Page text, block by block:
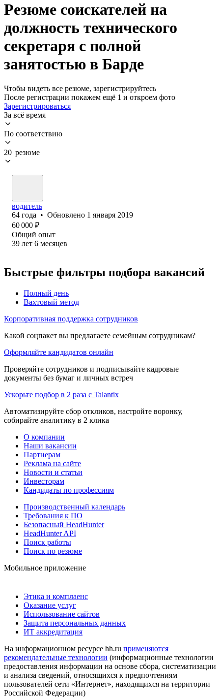
Резюме соискателей на
должность технического
секретаря с полной
занятостью в Барде
Чтобы видеть все резюме, зарегистрируйтесь
После регистрации покажем ещё 1 и откроем фото
Зарегистрироваться
За всё время
По соответствию
20 резюме
водитель
64 года • Обновлено 1 января 2019
60 000 ₽
Общий опыт
39 лет 6 месяцев
Быстрые фильтры подбора вакансий
Полный день
Вахтовый метод
Корпоративная поддержка сотрудников
Какой соцпакет вы предлагаете семейным сотрудникам?
Оформляйте кандидатов онлайн
Проверяйте сотрудников и подписывайте кадровые
документы без бумаг и личных встреч
Ускорьте подбор в 2 раза с Talantix
Автоматизируйте сбор откликов, настройте воронку,
собирайте аналитику в 2 клика
О компании
Наши вакансии
Партнерам
Реклама на сайте
Новости и статьи
Инвесторам
Кандидаты по профессиям
Производственный календарь
Требования к ПО
Безопасный HeadHunter
HeadHunter API
Поиск работы
Поиск по резюме
Мобильное приложение
Этика и комплаенс
Оказание услуг
Использование сайтов
Защита персональных данных
ИТ аккредитация
На информационном ресурсе hh.ru применяются
рекомендательные технологии (информационные технологии
предоставления информации на основе сбора, систематизации
и анализа сведений, относящихся к предпочтениям
пользователей сети «Интернет», находящихся на территории
Российской Федерации)